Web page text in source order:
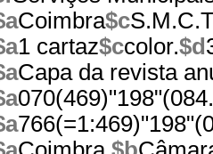
Coimbra$c
1 cartaz$ccolor.$d
Capa da revista